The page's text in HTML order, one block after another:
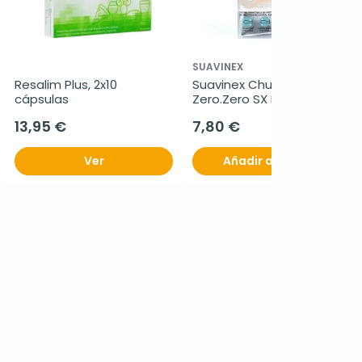
Resalim Plus, 2x10
cápsulas
13,95 €
Ver
SUAVINEX
Suavinex Chupete
Zero.Zero SX PRO aireado
7,80 €
Añadir al carrito